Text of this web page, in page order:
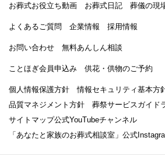
お葬式お役立ち動画 お葬式日記 葬儀の現
よくあるご質問 企業情報 採用情報
お問い合わせ 無料あんしん相談
ことほぎ会員申込み 供花・供物のご予約
個人情報保護方針
情報セキュリティ基本方
品質マネジメント方針
葬祭サービスガイド
サイトマップ公式YouTubeチャンネル
「あなたと家族のお葬式相談室」 公式